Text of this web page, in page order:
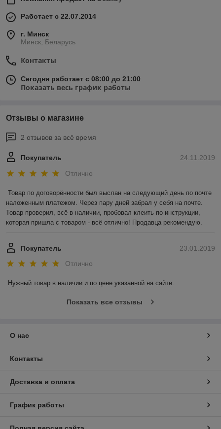
Работает с 22.07.2014
г. Минск
Минск, Беларусь
Контакты
Сегодня работает с 08:00 до 21:00
Показать весь график работы
Отзывы о магазине
2 отзывов за всё время
24.11.2019
Покупатель
Отлично
Товар по договорённости был выслан на следующий день по почте
наложенным платежом. Через пару дней забрал у себя на почте.
Товар проверил, всё в наличии, пробовал клеить по инструкции,
которая пришла с товаром - всё отлично! Продавца рекомендую.
23.01.2019
Покупатель
Отлично
Нужный товар в наличии и по цене указанной на сайте.
Показать все отзывы
О нас
Контакты
Доставка и оплата
График работы